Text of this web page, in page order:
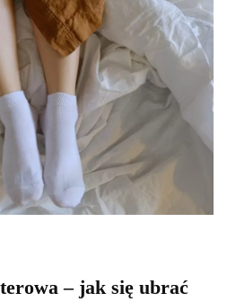
– jak się ubrać